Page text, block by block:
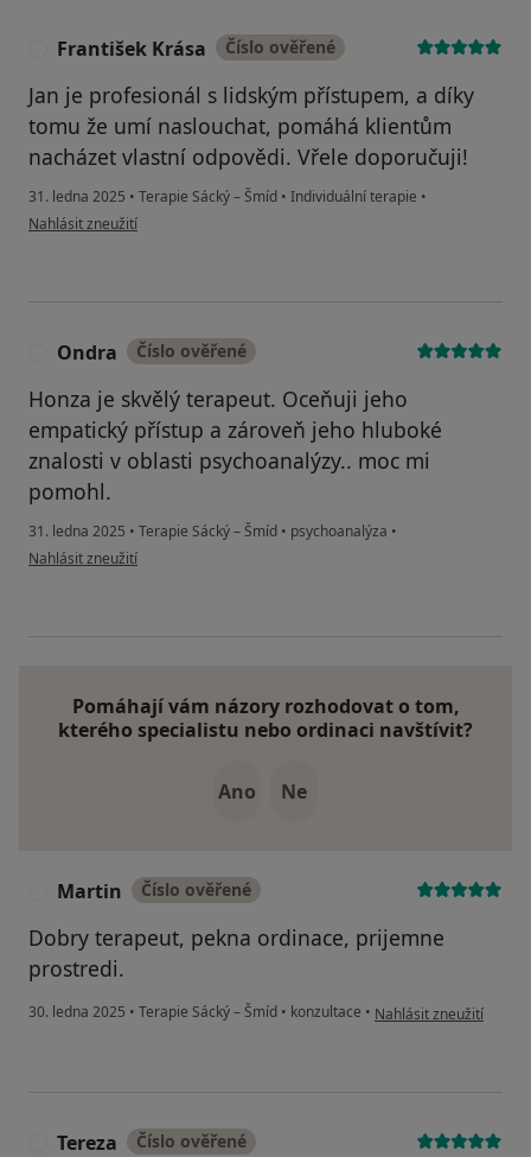
František Krása Číslo ověřené
Jan je profesionál s lidským přístupem, a díky
tomu že umí naslouchat, pomáhá klientům
nacházet vlastní odpovědi. Vřele doporučuji!
31. ledna 2025 • Terapie Sácký – Šmíd • Individuální terapie •
podle názoru uživatele František Krása
Nahlásit zneužití
Ondra Číslo ověřené
Honza je skvělý terapeut. Oceňuji jeho
empatický přístup a zároveň jeho hluboké
znalosti v oblasti psychoanalýzy.. moc mi
pomohl.
31. ledna 2025 • Terapie Sácký – Šmíd • psychoanalýza •
podle názoru uživatele Ondra
Nahlásit zneužití
Pomáhají vám názory rozhodovat o tom,
kterého specialistu nebo ordinaci navštívit?
Ano Ne
Martin Číslo ověřené
Dobry terapeut, pekna ordinace, prijemne
prostredi.
30. ledna 2025 • Terapie Sácký – Šmíd • konzultace • podle názoru uživatele
Nahlásit zneužití
Tereza Číslo ověřené